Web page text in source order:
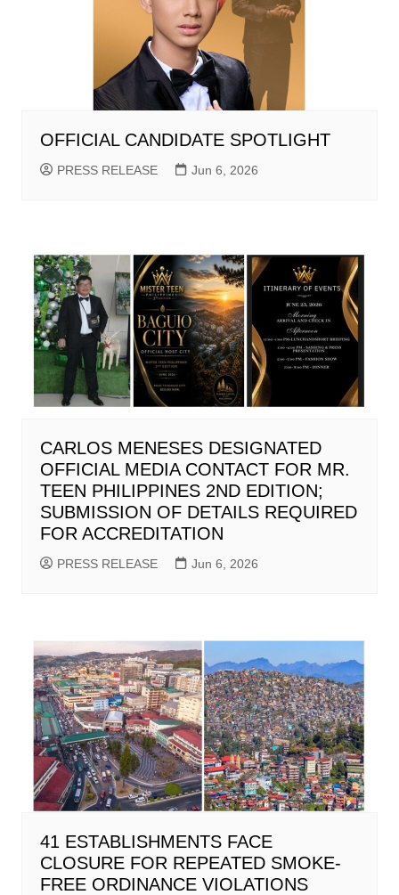
OFFICIAL CANDIDATE SPOTLIGHT
PRESS RELEASE Jun 6, 2026
CARLOS MENESES DESIGNATED
OFFICIAL MEDIA CONTACT FOR MR.
TEEN PHILIPPINES 2ND EDITION;
SUBMISSION OF DETAILS REQUIRED
FOR ACCREDITATION
PRESS RELEASE Jun 6, 2026
41 ESTABLISHMENTS FACE
CLOSURE FOR REPEATED SMOKE-
FREE ORDINANCE VIOLATIONS